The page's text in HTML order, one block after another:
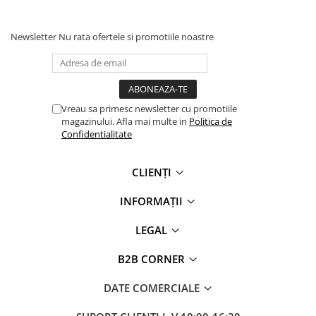
Fie că il porți în oraș, la birou sau în timpul călătoriilor,
aceast hanorac va deveni rapid un element esențial din
- Toate produsele noastre sunt imprimate în studioul
nostru cu cerneală ecofriendly, certificată Oeko-Tex.
comandă, din acest motiv pot exista diferențe minore de
Newsletter Nu rata ofertele si promotiile noastre
Vreau sa primesc newsletter cu promotiile
magazinului. Afla mai multe in Politica de
Confidentialitate
CLIENȚI
INFORMAȚII
LEGAL
B2B CORNER
DATE COMERCIALE